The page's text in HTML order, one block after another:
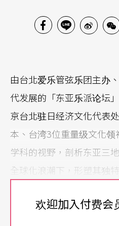
由台北爱乐管弦乐团主办
代发展的「东亚乐派论坛
京台北驻日经济文化代表
本、台湾3位重量级文化
学科的视野，剖析东亚三
全球化浪潮下，形塑其独
3位讲者分别是日本萨摩
欢迎加入付费会